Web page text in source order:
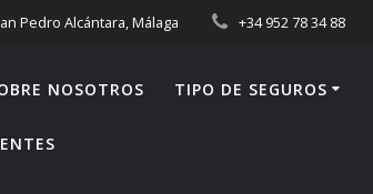
Pedro Alcántara, Málaga +34 952 78 34 88
NOSOTROS TIPO DE SEGUROS